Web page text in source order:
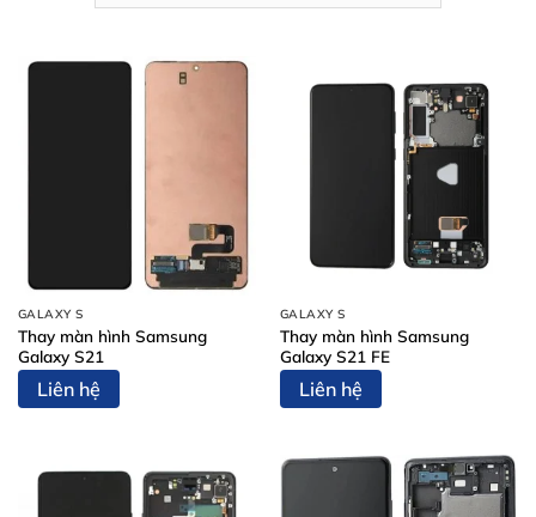
GALAXY S
Thay màn hình Samsung
Galaxy S21
Liên hệ
GALAXY S
Thay màn hình Samsung
Galaxy S21 FE
Liên hệ